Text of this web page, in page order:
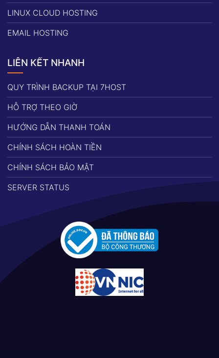
LINUX CLOUD HOSTING
EMAIL HOSTING
LIÊN KẾT NHANH
QUY TRÌNH BACKUP TẠI 7HOST
HỖ TRỢ THEO GIỜ
HƯỚNG DẪN THANH TOÁN
CHÍNH SÁCH HOÀN TIỀN
CHÍNH SÁCH BẢO MẬT
SERVER STATUS